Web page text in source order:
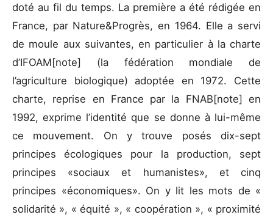
doté au fil du temps. La première a été rédigée en
France, par Nature&Progrès, en 1964. Elle a servi
de moule aux suivantes, en particulier à la charte
d’IFOAM[note] (la fédération mondiale de
l’agriculture biologique) adoptée en 1972. Cette
charte, reprise en France par la FNAB[note] en
1992, exprime l’identité que se donne à lui-même
ce mouvement. On y trouve posés dix-sept
principes écologiques pour la production, sept
principes «sociaux et humanistes», et cinq
principes «économiques». On y lit les mots de «
solidarité », « équité », « coopération », « proximité